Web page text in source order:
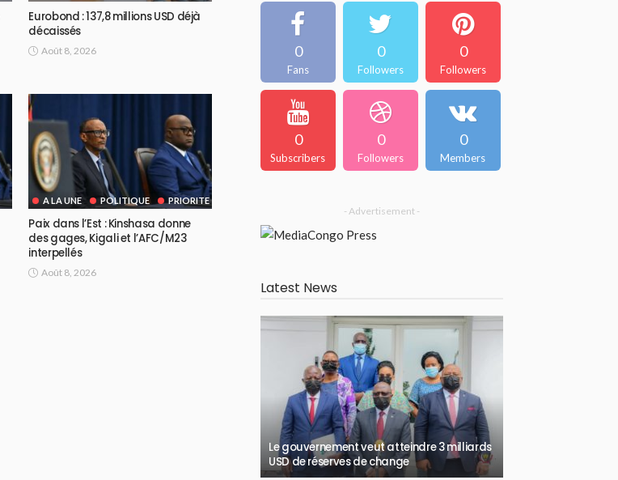
Eurobond : 137,8 millions USD déjà
décaissés
Août 8, 2026
A LA UNE POLITIQUE PRIORITE
Paix dans l’Est : Kinshasa donne
des gages, Kigali et l’AFC/M23
interpellés
Août 8, 2026
0
Fans
0
Followers
0
Followers
0
Subscribers
0
Followers
0
Members
- Advertisement -
Latest News
Le gouvernement veut atteindre 3 milliards
USD de réserves de change